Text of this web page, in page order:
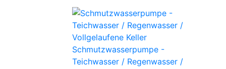
Schmutzwasserpumpe -
Teichwasser / Regenwasser /